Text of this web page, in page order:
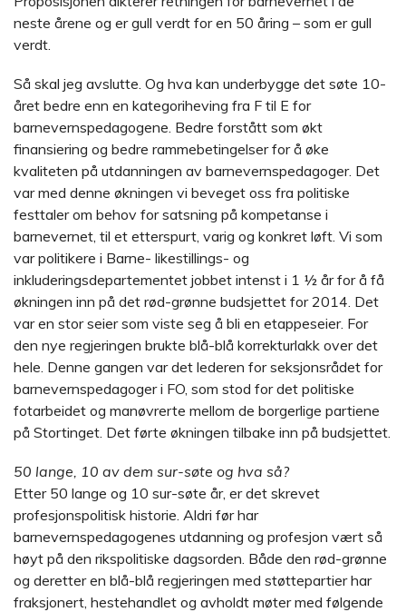
neste årene og er gull verdt for en 50 åring – som er gull
verdt.
Så skal jeg avslutte. Og hva kan underbygge det søte 10-
året bedre enn en kategoriheving fra F til E for
barnevernspedagogene. Bedre forstått som økt
finansiering og bedre rammebetingelser for å øke
kvaliteten på utdanningen av barnevernspedagoger. Det
var med denne økningen vi beveget oss fra politiske
festtaler om behov for satsning på kompetanse i
barnevernet, til et etterspurt, varig og konkret løft. Vi som
var politikere i Barne- likestillings- og
inkluderingsdepartementet jobbet intenst i 1 ½ år for å få
økningen inn på det rød-grønne budsjettet for 2014. Det
var en stor seier som viste seg å bli en etappeseier. For
den nye regjeringen brukte blå-blå korrekturlakk over det
hele. Denne gangen var det lederen for seksjonsrådet for
barnevernspedagoger i FO, som stod for det politiske
fotarbeidet og manøvrerte mellom de borgerlige partiene
på Stortinget. Det førte økningen tilbake inn på budsjettet.
50 lange, 10 av dem sur-søte og hva så?
Etter 50 lange og 10 sur-søte år, er det skrevet
profesjonspolitisk historie. Aldri før har
barnevernspedagogenes utdanning og profesjon vært så
høyt på den rikspolitiske dagsorden. Både den rød-grønne
og deretter en blå-blå regjeringen med støttepartier har
fraksjonert, hestehandlet og avholdt møter med følgende